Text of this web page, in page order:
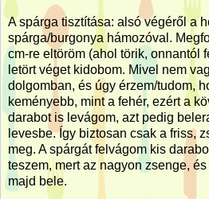
A spárga tisztítása: alsó végéről a
spárga/burgonya hámozóval.
cm-re eltöröm (ahol törik, onnantól
letört véget kidobom. Mivel nem
dolgomban, és úgy érzem/tudom,
keményebb, mint a fehér, ezért a
darabot is levágom, azt pedig
levesbe. Így biztosan csak a friss,
meg. A spárgát felvágom kis
teszem, mert az nagyon zsenge,
majd bele.